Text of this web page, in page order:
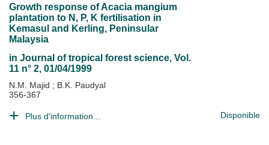
Growth response of Acacia mangium
plantation to N, P, K fertilisation in
Kemasul and Kerling, Peninsular
Malaysia
in Journal of tropical forest science, Vol.
11 n° 2, 01/04/1999
N.M. Majid ; B.K. Paudyal
356-367
Plus d'information... Disponible